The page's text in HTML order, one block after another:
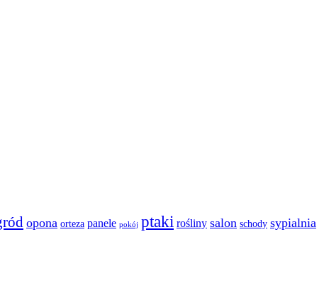
opona orteza panele pokój ptaki rośliny salon schody sypialnia